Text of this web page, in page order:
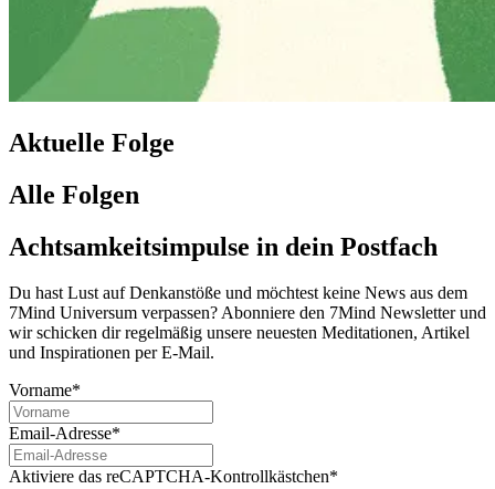
Aktuelle Folge
Alle Folgen
Achtsamkeitsimpulse in dein Postfach
Du hast Lust auf Denkanstöße und möchtest keine News aus dem
7Mind Universum verpassen? Abon­niere den 7Mind News­let­ter und
wir schicken dir regelmäßig unsere neuesten Meditationen, Artikel
und Inspirationen per E-Mail.
Vorname*
Email-Adresse*
Aktiviere das reCAPTCHA-Kontrollkästchen*